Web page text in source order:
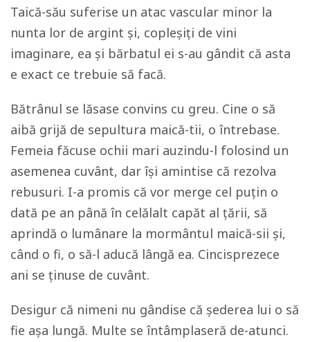
Taică-său suferise un atac vascular minor la
nunta lor de argint și, copleșiți de vini
imaginare, ea și bărbatul ei s-au gândit că asta
e exact ce trebuie să facă.
Bătrânul se lăsase convins cu greu. Cine o să
aibă grijă de sepultura maică-tii, o întrebase.
Femeia făcuse ochii mari auzindu-l folosind un
asemenea cuvânt, dar își amintise că rezolva
rebusuri. I-a promis că vor merge cel puțin o
dată pe an până în celălalt capăt al țării, să
aprindă o lumânare la mormântul maică-sii și,
când o fi, o să-l aducă lângă ea. Cincisprezece
ani se ținuse de cuvânt.
Desigur că nimeni nu gândise că șederea lui o să
fie așa lungă. Multe se întâmplaseră de-atunci.